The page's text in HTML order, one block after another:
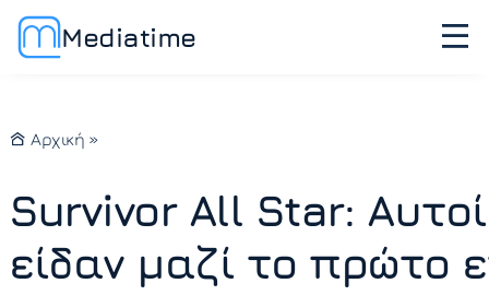
Mediatime
Αρχική »
Survivor All Star:
είδαν μαζί το πρώτο